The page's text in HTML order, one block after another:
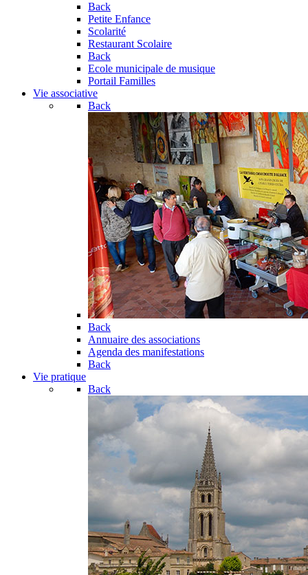
Back
Petite Enfance
Scolarité
Restaurant Scolaire
Back
Ecole municipale de musique
Portail Familles
Vie associative
Back
Back
Annuaire des associations
Agenda des manifestations
Back
Vie pratique
Back